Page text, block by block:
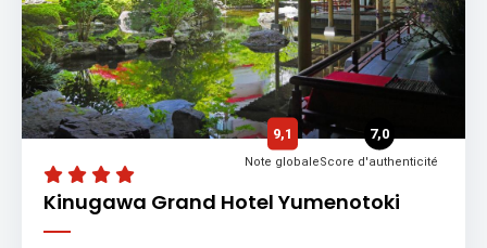
Kinugawa Grand Hotel Yumenotoki
9,1
Note globale
7,0
Score d'authenticité